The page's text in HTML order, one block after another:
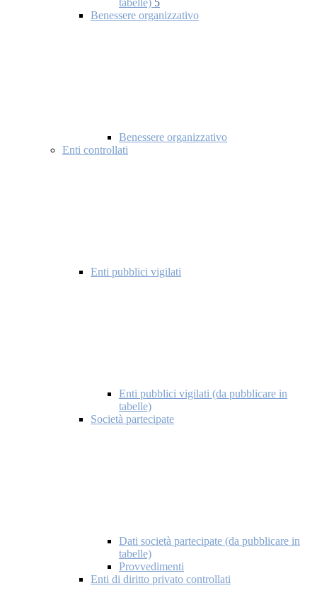
tabelle) 5
Benessere organizzativo
Benessere organizzativo
Enti controllati
Enti pubblici vigilati
Enti pubblici vigilati (da pubblicare in
tabelle)
Società partecipate
Dati società partecipate (da pubblicare in
tabelle)
Provvedimenti
Enti di diritto privato controllati